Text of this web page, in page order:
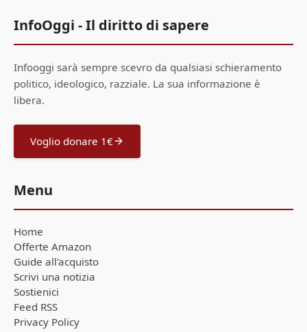
InfoOggi - Il diritto di sapere
Infooggi sarà sempre scevro da qualsiasi schieramento
politico, ideologico, razziale. La sua informazione è
libera.
Voglio donare 1€
Menu
Home
Offerte Amazon
Guide all'acquisto
Scrivi una notizia
Sostienici
Feed RSS
Privacy Policy